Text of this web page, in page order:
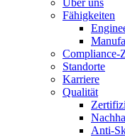
Fähigkeiten
Compliance-
Standorte
Karriere
Qualität
Anti-